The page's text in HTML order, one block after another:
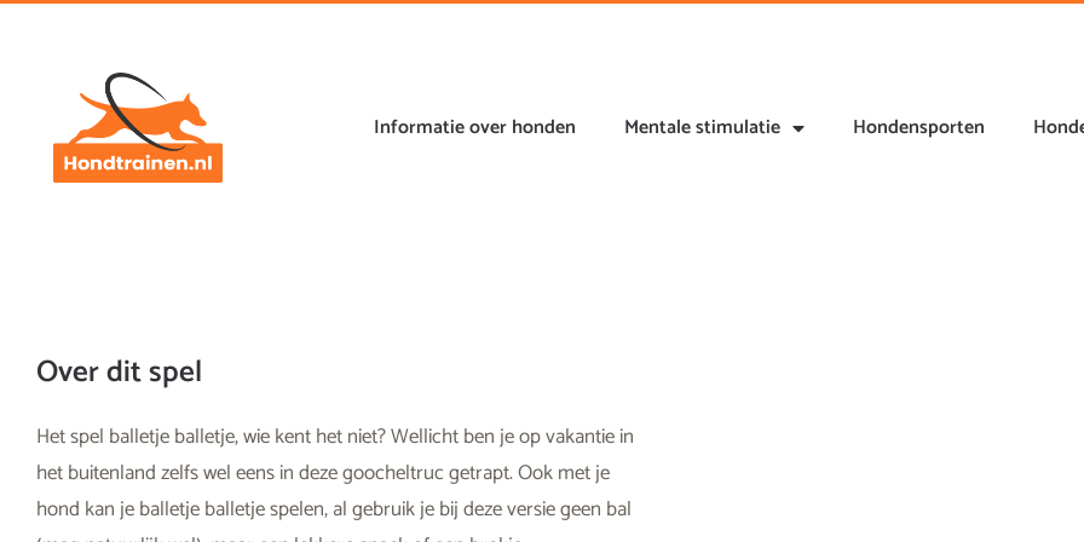
Informatie over honden Mentale stimulatie Hondensporten
Over dit spel
Het spel balletje balletje, wie kent het niet? Wellicht ben je op vakantie in
het buitenland zelfs wel eens in deze goocheltruc getrapt. Ook met je
hond kan je balletje balletje spelen, al gebruik je bij deze versie geen bal